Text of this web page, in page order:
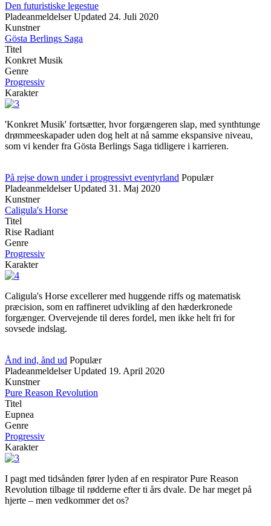
Den futuristiske legestue
Pladeanmeldelser Updated 24. Juli 2020
Kunstner
Gösta Berlings Saga
Titel
Konkret Musik
Genre
Progressiv
Karakter
'Konkret Musik' fortsætter, hvor forgængeren slap, med synthtunge
drømmeeskapader uden dog helt at nå samme ekspansive niveau,
som vi kender fra Gösta Berlings Saga tidligere i karrieren.
På rejse down under i progressivt eventyrland Populær
Pladeanmeldelser Updated 31. Maj 2020
Kunstner
Caligula's Horse
Titel
Rise Radiant
Genre
Progressiv
Karakter
Caligula's Horse excellerer med huggende riffs og matematisk
præcision, som en raffineret udvikling af den hæderkronede
forgænger. Overvejende til deres fordel, men ikke helt fri for
sovsede indslag.
Ånd ind, ånd ud Populær
Pladeanmeldelser Updated 19. April 2020
Kunstner
Pure Reason Revolution
Titel
Eupnea
Genre
Progressiv
Karakter
I pagt med tidsånden fører lyden af en respirator Pure Reason
Revolution tilbage til rødderne efter ti års dvale. De har meget på
hjerte – men vedkommer det os?